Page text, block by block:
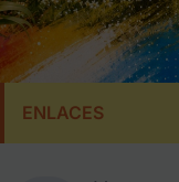
ENLACES